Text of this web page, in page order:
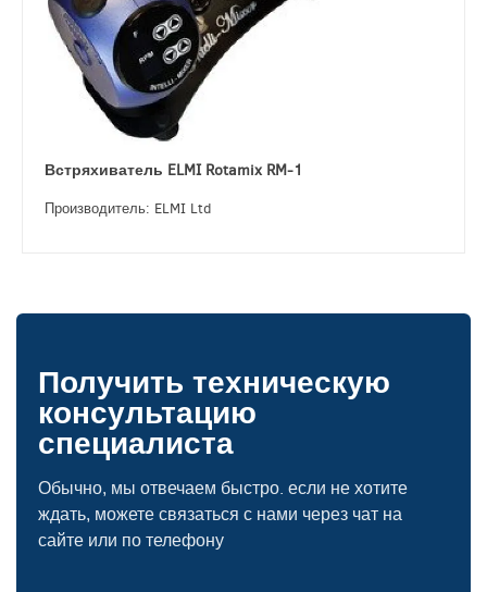
Встряхиватель ELMI Rotamix RM-1
Производитель: ELMI Ltd
Получить техническую
консультацию
специалиста
Обычно, мы отвечаем быстро. если не хотите
ждать, можете связаться с нами через чат на
сайте или по телефону